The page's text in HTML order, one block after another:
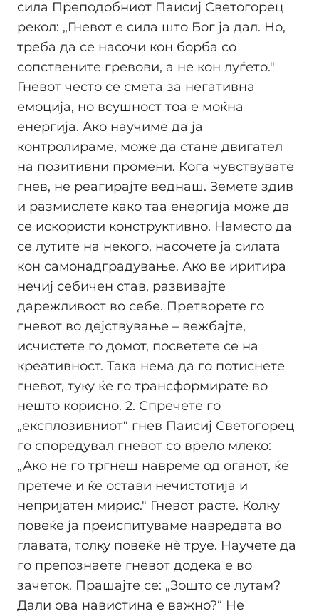
сила Преподобниот Паисиј Светогорец
рекол: „Гневот е сила што Бог ја дал. Но,
треба да се насочи кон борба со
сопствените гревови, а не кон луѓето."
Гневот често се смета за негативна
емоција, но всушност тоа е моќна
енергија. Ако научиме да ја
контролираме, може да стане двигател
на позитивни промени. Кога чувствувате
гнев, не реагирајте веднаш. Земете здив
и размислете како таа енергија може да
се искористи конструктивно. Наместо да
се лутите на некого, насочете ја силата
кон самонадградување. Ако ве иритира
нечиј себичен став, развивајте
дарежливост во себе. Претворете го
гневот во дејствување – вежбајте,
исчистете го домот, посветете се на
креативност. Така нема да го потиснете
гневот, туку ќе го трансформирате во
нешто корисно. 2. Спречете го
„експлозивниот“ гнев Паисиј Светогорец
го споредувал гневот со врело млеко:
„Ако не го тргнеш навреме од оганот, ќе
претече и ќе остави нечистотија и
непријатен мирис." Гневот расте. Колку
повеќе ја преиспитуваме навредата во
главата, толку повеќе нè труе. Научете да
го препознаете гневот додека е во
зачеток. Прашајте се: „Зошто се лутам?
Дали ова навистина е важно?“ Не